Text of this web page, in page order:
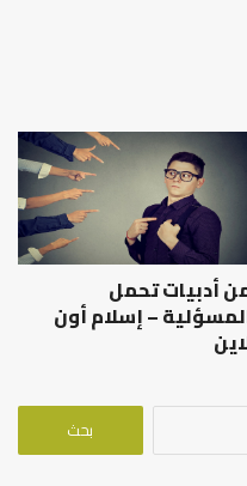
أدبيات تحمل
– إسلام أون
البحث